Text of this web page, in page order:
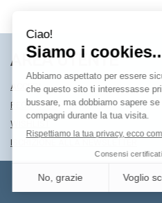
AREA UTENTE
ACCEDI
REGISTRATI
WISHLIST
ISCRIZIONE ALLA NEWSLETTER